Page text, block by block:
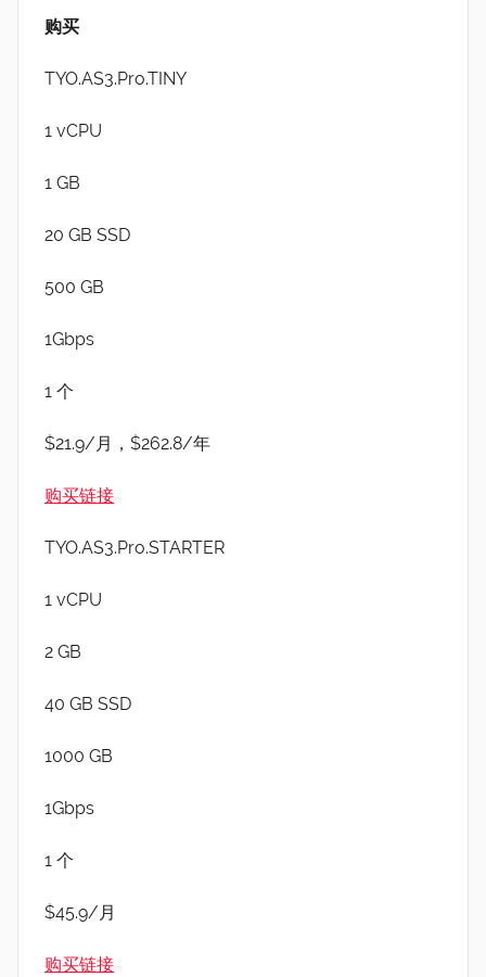
购买
TYO.AS3.Pro.TINY
1 vCPU
1 GB
20 GB SSD
500 GB
1Gbps
1 个
$21.9/月，$262.8/年
购买链接
TYO.AS3.Pro.STARTER
1 vCPU
2 GB
40 GB SSD
1000 GB
1Gbps
1 个
$45.9/月
购买链接